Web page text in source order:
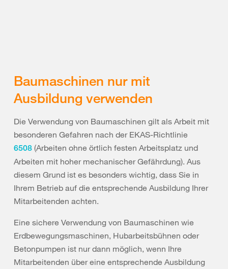
Baumaschinen nur mit
Ausbildung verwenden
Die Verwendung von Baumaschinen gilt als Arbeit mit
besonderen Gefahren nach der EKAS-Richtlinie
6508 (Arbeiten ohne örtlich festen Arbeitsplatz und
Arbeiten mit hoher mechanischer Gefährdung). Aus
diesem Grund ist es besonders wichtig, dass Sie in
Ihrem Betrieb auf die entsprechende Ausbildung Ihrer
Mitarbeitenden achten.
Eine sichere Verwendung von Baumaschinen wie
Erdbewegungsmaschinen, Hubarbeitsbühnen oder
Betonpumpen ist nur dann möglich, wenn Ihre
Mitarbeitenden über eine entsprechende Ausbildung